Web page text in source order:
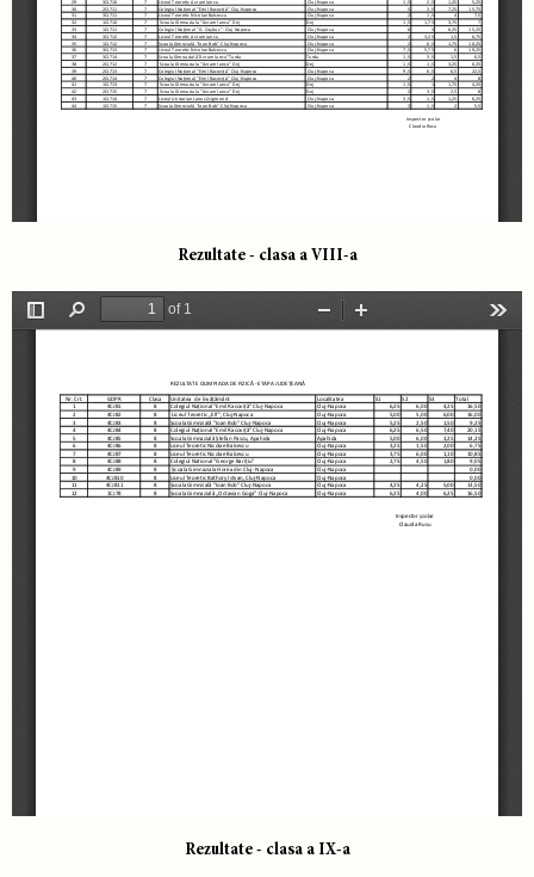
Rezultate - clasa a VIII-a
Rezultate - clasa a IX-a